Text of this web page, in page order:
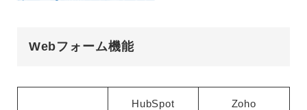
Webフォーム機能
HubSpot Zoho